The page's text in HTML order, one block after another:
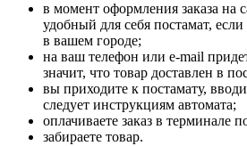
в момент оформления заказа на
удобный для себя постамат, если
в вашем городе;
на ваш телефон или e-mail
значит, что товар доставлен в
вы приходите к постамату,
следует инструкциям автомата;
оплачиваете заказ в терминале
забираете товар.